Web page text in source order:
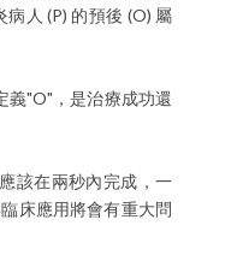
人 (P) 的預後 (O) 屬
義"O"，是治療成功還
該在兩秒內完成，一
床應用將會有重大問